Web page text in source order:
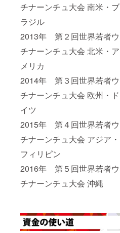
チナーンチュ大会 南米・ブ
ラジル
2013年 第２回世界若者ウ
チナーンチュ大会 北米・ア
メリカ
2014年 第３回世界若者ウ
チナーンチュ大会 欧州・ド
イツ
2015年 第４回世界若者ウ
チナーンチュ大会 アジア・
フィリピン
2016年 第５回世界若者ウ
チナーンチュ大会 沖縄